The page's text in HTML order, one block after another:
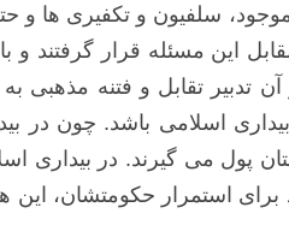
سلفیون و تکفیری ها و
این مسئله قرار گرفتند
تدبیر تقابل و فتنه
اسلامی باشد. چون در
پول می گیرند. در
استمرار حکومتشان، این